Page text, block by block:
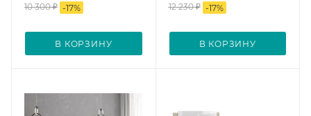
10 300₽ -17%
В КОРЗИНУ
12 230₽ -17%
В КОРЗИНУ